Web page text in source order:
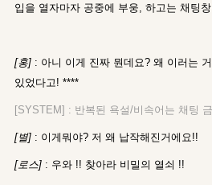
입을 열자마자 공중에 부웅, 하고는 채팅
[홍] : 아니 이게 진짜 뭔데요? 왜 이러는
있었다고! ****
[SYSTEM] : 반복된 욕설/비속어는 채팅
[별] : 이게뭐야? 저 왜 납작해진거에요!!
[로스] : 우와 !! 찾아라 비밀의 열쇠 !!